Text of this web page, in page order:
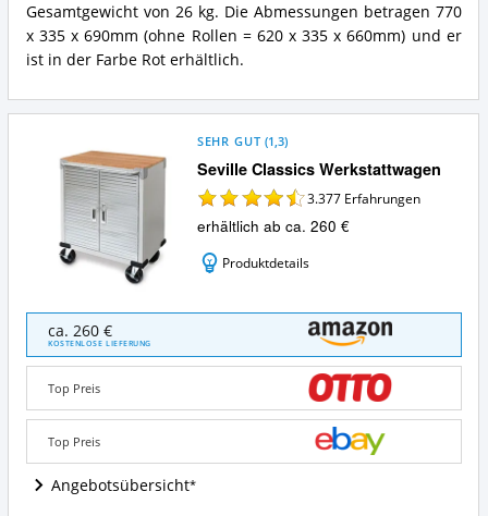
Gesamtgewicht von 26 kg. Die Abmessungen betragen 770
x 335 x 690mm (ohne Rollen = 620 x 335 x 660mm) und er
ist in der Farbe Rot erhältlich.
Seville Classics Werkstattwagen
SEHR GUT (1,3)
3.377 Erfahrungen
erhältlich ab ca. 260 €
Produktdetails
Seville
Classics
Werkstattwagen
Angebote:
ist
dieser
Werkstattwagen
(leer)
erhältlich?
ca. 260 €
KOSTENLOSE LIEFERUNG
Top Preis
Top Preis
Angebotsübersicht